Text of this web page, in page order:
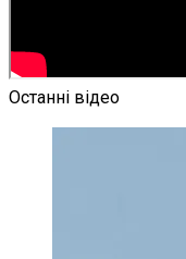
Останні відео